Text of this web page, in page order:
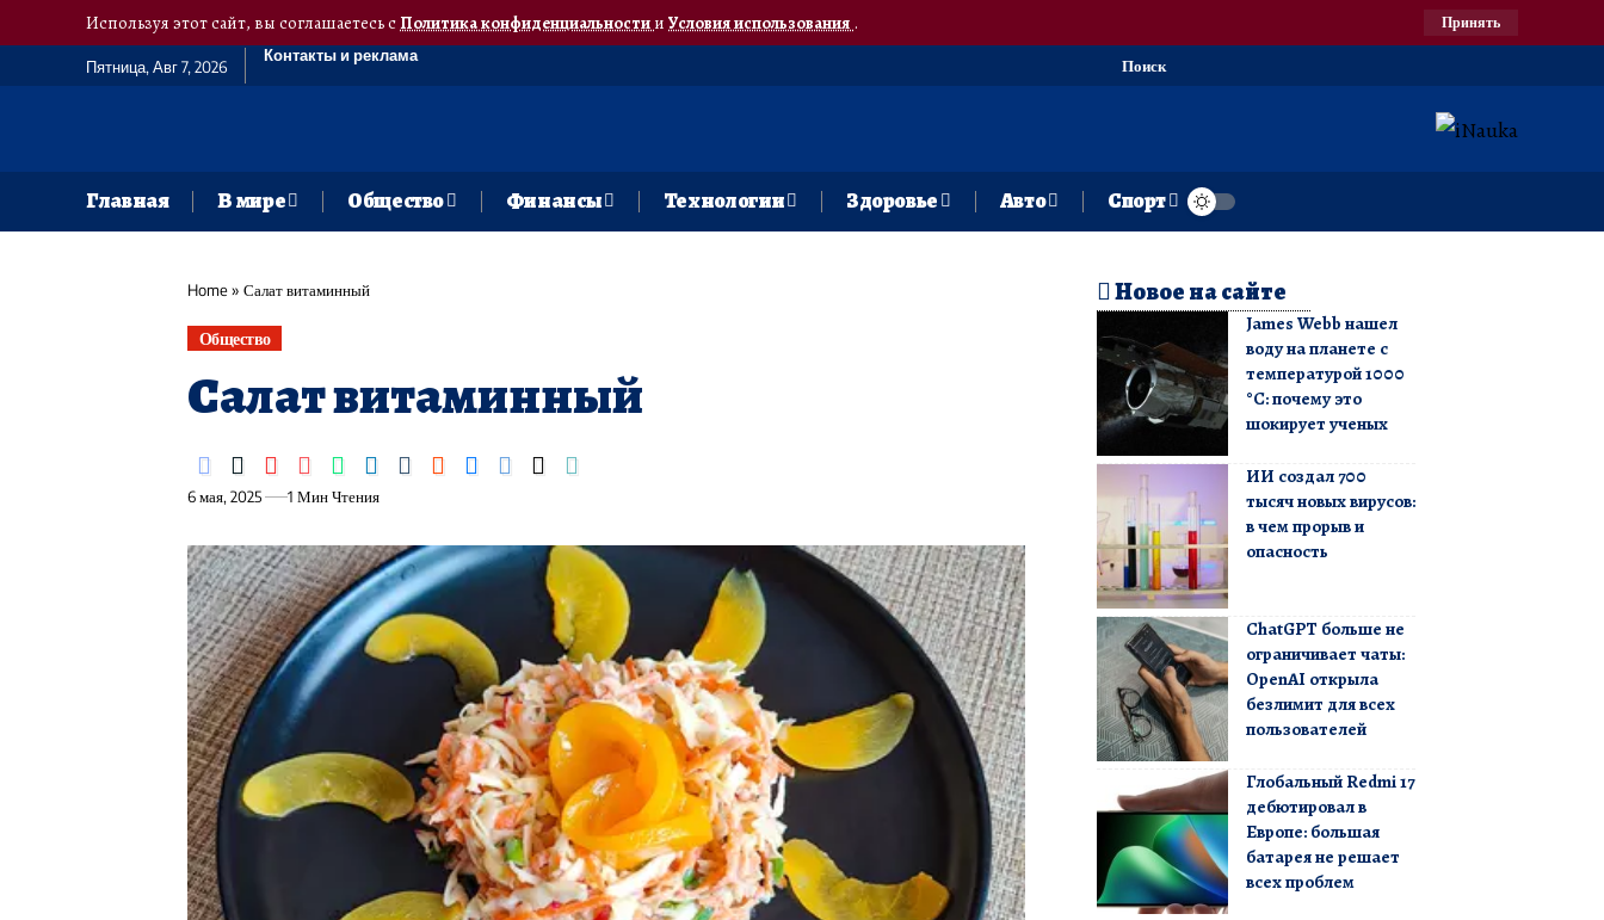
Используя этот сайт, вы соглашаетесь сПолитика конфиденциальностии Условия использования. Принять
Пятница, Авг 7, 2026
Контакты и реклама
Поиск
Главная В мире Общество Финансы Технологии Здоровье Авто Спорт
Home» Салат витаминный
Общество
Салат витаминный
6 мая, 2025 1 Мин Чтения
Новое на сайте
James Webb нашел
воду на планете с
температурой 1000
°C: почему это
шокирует ученых
ИИ создал 700
тысяч новых вирусов:
в чем прорыв и
опасность
ChatGPT больше не
ограничивает чаты:
OpenAI открыла
безлимит для всех
пользователей
Глобальный Redmi 17
дебютировал в
Европе: большая
батарея не решает
всех проблем